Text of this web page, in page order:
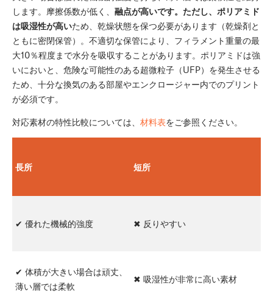
します。摩擦係数が低く、 融点が高いです。ただし、ポリアミド
は吸湿性が高いため、乾燥状態を保つ必要があります（乾燥剤と
ともに密閉保管）。不適切な保管により、フィラメント重量の最
大10％程度まで水分を吸収することがあります。ポリアミドは強
いにおいと、危険な可能性のある超微粒子（UFP）を発生させる
ため、十分な換気のある部屋やエンクロージャー内でのプリント
が必須です。
対応素材の特性比較については、 材料表をご参照ください。
長所 短所
✔ 優れた機械的強度 ✖ 反りやすい
✔ 体積が大きい場合は頑丈、
薄い層では柔軟
✖ 吸湿性が非常に高い素材